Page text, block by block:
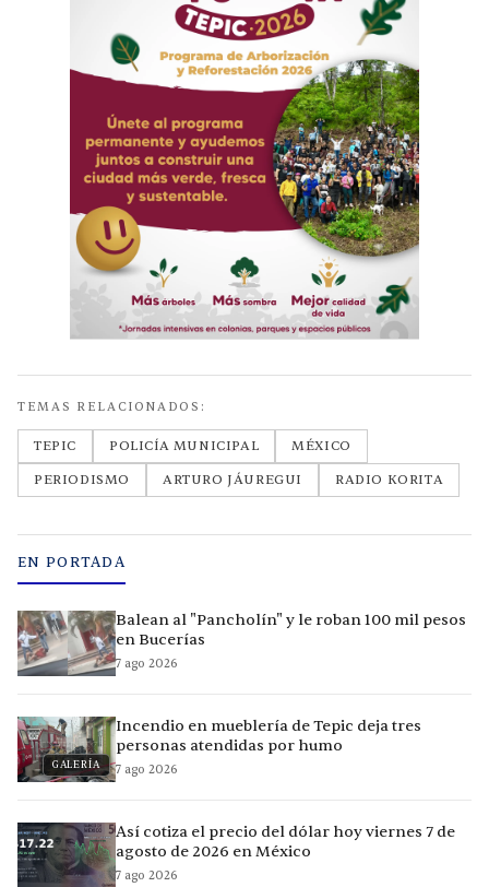
TEMAS RELACIONADOS:
TEPIC POLICÍA MUNICIPAL
MÉXICO
PERIODISMO
ARTURO JÁUREGUI RADIO KORITA
EN PORTADA
Balean al "Pancholín" y le roban 100 mil pesos
en Bucerías
7 ago 2026
GALERÍA
Incendio en mueblería de Tepic deja tres
personas atendidas por humo
7 ago 2026
Así cotiza el precio del dólar hoy viernes 7 de
agosto de 2026 en México
7 ago 2026